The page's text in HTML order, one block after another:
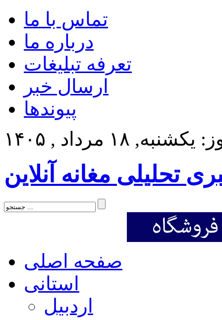
تماس با ما
درباره ما
تعرفه تبلیغات
ارسال خبر
پیوندها
۱۸ مرداد , ۱۴۰۵
تحلیلی مغانه آنلاین
صفحه اصلی
استانی
اردبیل